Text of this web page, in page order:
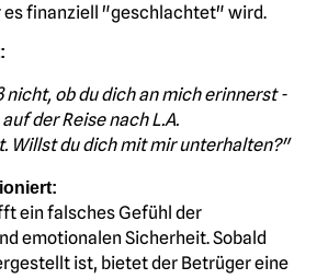
finanziell "geschlachtet" wird.
nicht, ob du dich an mich erinnerst -
der Reise nach L.A.
Willst du dich mit mir unterhalten?"
ein falsches Gefühl der
emotionalen Sicherheit. Sobald
ist, bietet der Betrüger eine